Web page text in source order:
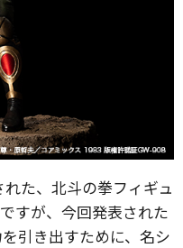
た、北斗の拳フィギュ
すが、今回発表された
引き出すために、名シ